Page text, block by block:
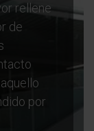
rellene
de
por